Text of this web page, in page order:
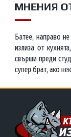
МНЕНИЯ
Батее, направо
излиза от
свърши преди
супер брат, ако